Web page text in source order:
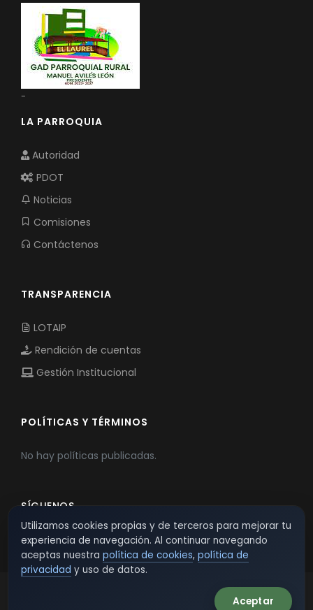
-
LA PARROQUIA
Autoridad
PDOT
Noticias
Comisiones
Contáctenos
TRANSPARENCIA
LOTAIP
Rendición de cuentas
Gestión Institucional
POLÍTICAS Y TÉRMINOS
No hay políticas publicadas.
SÍGUENOS
© 2026 TSW - TecnoServiWeb. All Rights Reserved.
Utilizamos cookies propias y de terceros para mejorar tu
experiencia de navegación. Al continuar navegando
aceptas nuestra política de cookies, política de
privacidad y uso de datos.
Aceptar